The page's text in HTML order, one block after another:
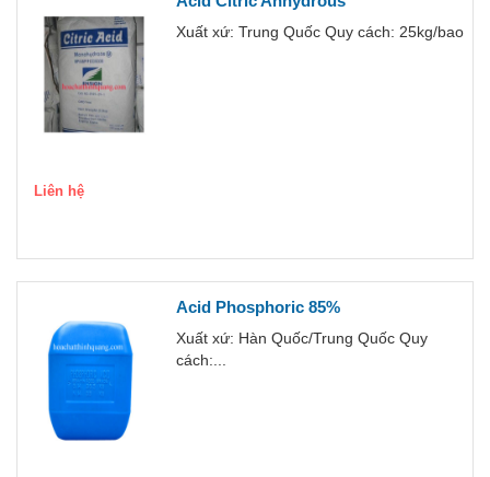
Xuất xứ: Trung Quốc Quy cách: 25kg/bao
Liên hệ
Acid Phosphoric 85%
Xuất xứ: Hàn Quốc/Trung Quốc Quy
cách:...